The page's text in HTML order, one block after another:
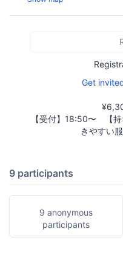
Get
【受付】18:50〜 【
きやすい
9 participants
9 anonymous
participants